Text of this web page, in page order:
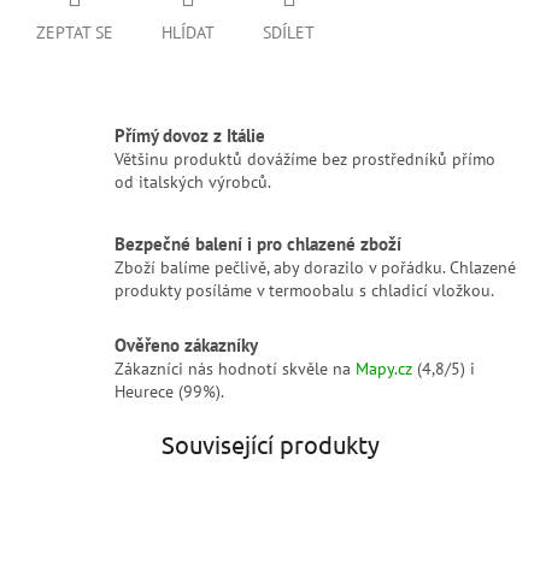
ZEPTAT SE HLÍDAT SDÍLET
Přímý dovoz z Itálie
Většinu produktů dovážíme bez prostředníků přímo
od italských výrobců.
Bezpečné balení i pro chlazené zboží
Zboží balíme pečlivě, aby dorazilo v pořádku. Chlazené
produkty posíláme v termoobalu s chladicí vložkou.
Ověřeno zákazníky
Zákazníci nás hodnotí skvěle na Mapy.cz (4,8/5) i
Heurece (99%).
Související produkty